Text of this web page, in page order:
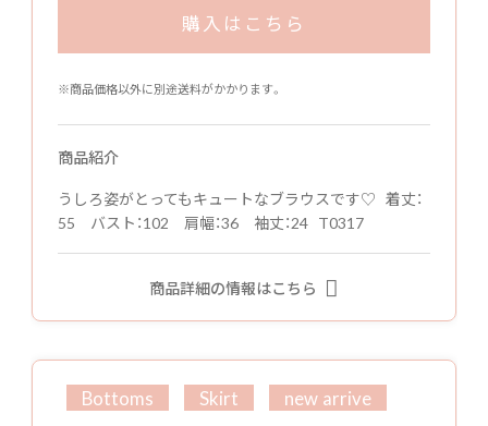
購入はこちら
※商品価格以外に別途送料がかかります。
商品紹介
うしろ姿がとってもキュートなブラウスです♡ 着丈：
55 バスト：102 肩幅：36 袖丈：24 T0317
商品詳細の情報はこちら
Bottoms Skirt new arrive